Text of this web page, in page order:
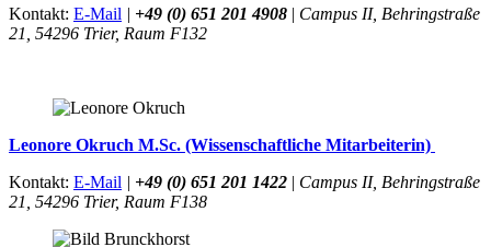
Kontakt: E-Mail | +49 (0) 651 201 4908 | Campus II, Behringstraße
21, 54296 Trier, Raum F132
Leonore Okruch M.Sc. (Wissenschaftliche Mitarbeiterin)
Kontakt: E-Mail | +49 (0) 651 201 1422 | Campus II, Behringstraße
21, 54296 Trier, Raum F138